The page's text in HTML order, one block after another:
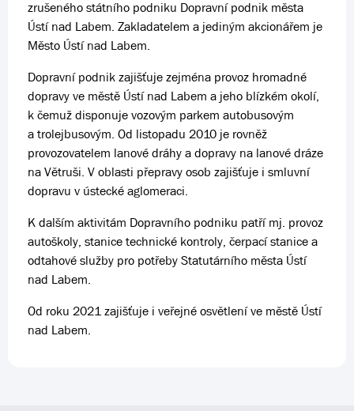
zrušeného státního podniku Dopravní podnik města
Ústí nad Labem. Zakladatelem a jediným akcionářem je
Město Ústí nad Labem.
Dopravní podnik zajišťuje zejména provoz hromadné
dopravy ve městě Ústí nad Labem a jeho blízkém okolí,
k čemuž disponuje vozovým parkem autobusovým
a trolejbusovým. Od listopadu 2010 je rovněž
provozovatelem lanové dráhy a dopravy na lanové dráze
na Větruši. V oblasti přepravy osob zajišťuje i smluvní
dopravu v ústecké aglomeraci.
K dalším aktivitám Dopravního podniku patří mj. provoz
autoškoly, stanice technické kontroly, čerpací stanice a
odtahové služby pro potřeby Statutárního města Ústí
nad Labem.
Od roku 2021 zajišťuje i veřejné osvětlení ve městě Ústí
nad Labem.